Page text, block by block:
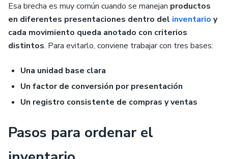
Esa brecha es muy común cuando se manejan productos
en diferentes presentaciones dentro del inventario y
cada movimiento queda anotado con criterios
distintos. Para evitarlo, conviene trabajar con tres bases:
Una unidad base clara
Un factor de conversión por presentación
Un registro consistente de compras y ventas
Pasos para ordenar el